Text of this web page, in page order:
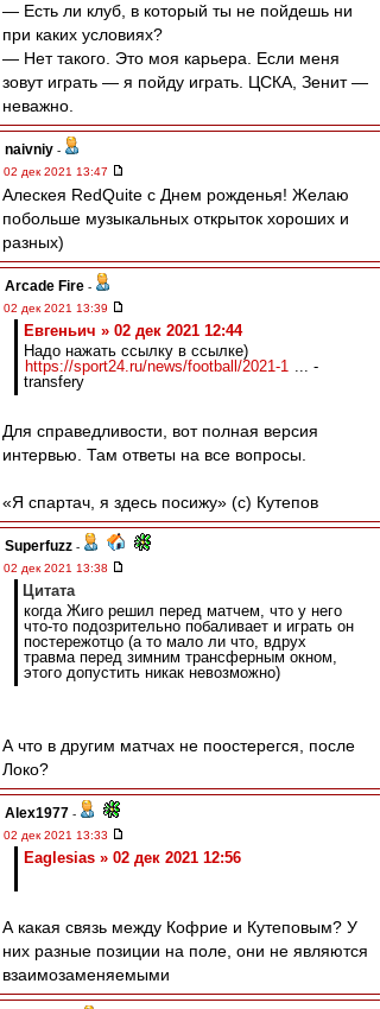
— Есть ли клуб, в который ты не пойдешь ни
при каких условиях?
— Нет такого. Это моя карьера. Если меня
зовут играть — я пойду играть. ЦСКА, Зенит —
неважно.
naivniy -
02 дек 2021 13:47
Алескея RedQuite с Днем рожденья! Желаю
побольше музыкальных открыток хороших и
разных)
Arcade Fire -
02 дек 2021 13:39
Евгеньич » 02 дек 2021 12:44
Надо нажать ссылку в ссылке)
https://sport24.ru/news/football/2021-1 ... -
transfery
Для справедливости, вот полная версия
интервью. Там ответы на все вопросы.
«Я спартач, я здесь посижу» (с) Кутепов
Superfuzz -
02 дек 2021 13:38
Цитата
когда Жиго решил перед матчем, что у него
что-то подозрительно побаливает и играть он
постережотцо (а то мало ли что, вдрух
травма перед зимним трансферным окном,
этого допустить никак невозможно)
А что в другим матчах не поостерегся, после
Локо?
Alex1977 -
02 дек 2021 13:33
Eaglesias » 02 дек 2021 12:56
А какая связь между Кофрие и Кутеповым? У
них разные позиции на поле, они не являются
взаимозаменяемыми